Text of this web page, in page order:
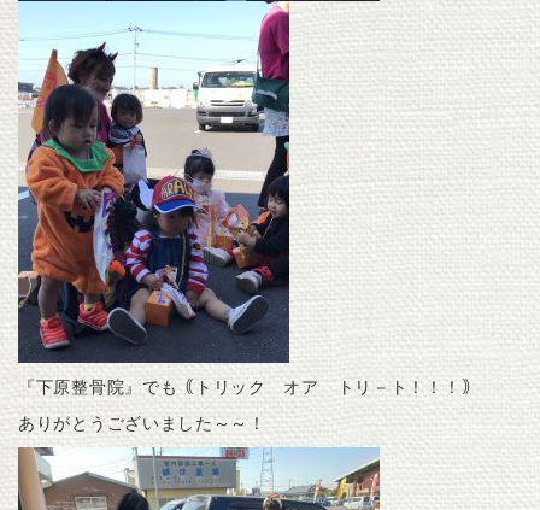
『下原整骨院』でも｟トリック オア トリ－ト！！！｠
ありがとうございました～～！